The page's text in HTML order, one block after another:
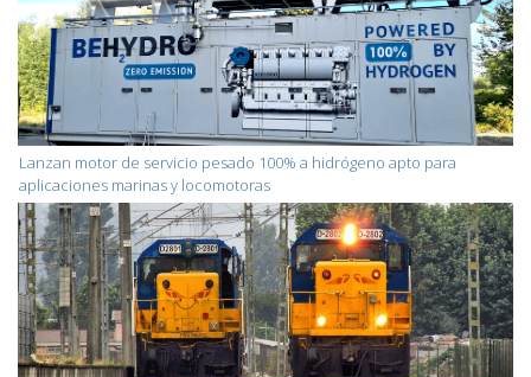
Lanzan motor de servicio pesado 100% a hidrógeno apto para
aplicaciones marinas y locomotoras